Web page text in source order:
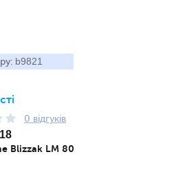
b9821
0 відгуків
Blizzak LM 80